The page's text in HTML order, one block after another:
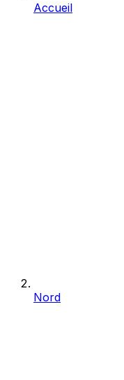
Accueil
Nord